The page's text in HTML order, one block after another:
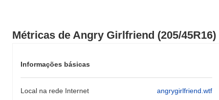
Métricas de Angry Girlfriend (205/45R16)
Informações básicas
Local na rede Internet angrygirlfriend.wtf